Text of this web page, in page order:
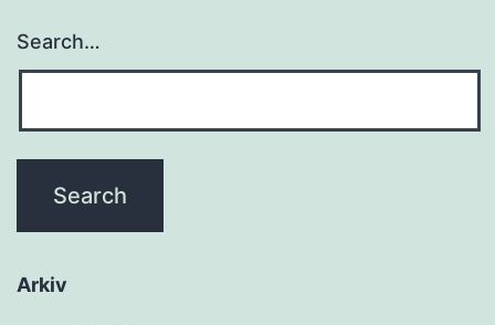
Search…
Arkiv